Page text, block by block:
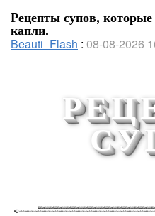
Рецепты супов,
капли.
Beauti_Flash : 08-08-2026